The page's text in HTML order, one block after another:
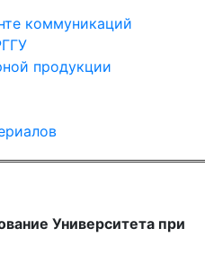
коммуникаций
продукции
Университета при